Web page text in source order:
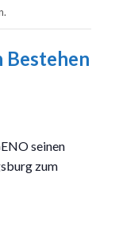
Bestehen
seinen
zum